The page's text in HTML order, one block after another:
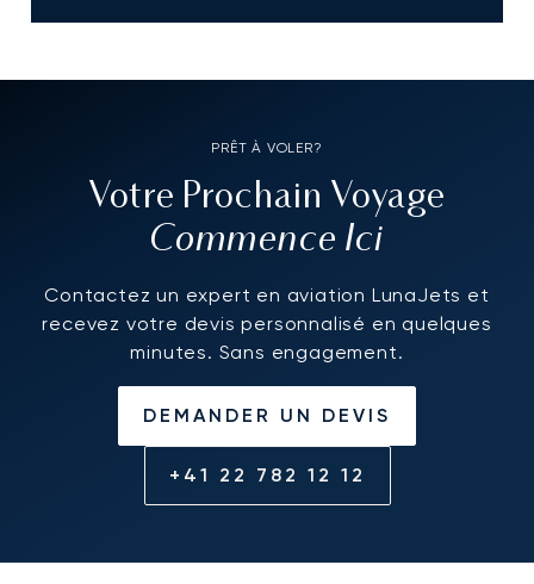
PRÊT À VOLER?
Votre Prochain Voyage
Commence Ici
Contactez un expert en aviation LunaJets et
recevez votre devis personnalisé en quelques
minutes. Sans engagement.
DEMANDER UN DEVIS
+41 22 782 12 12